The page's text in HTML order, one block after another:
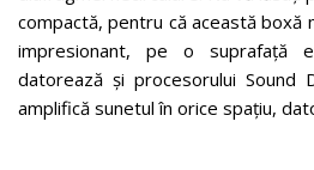
compactă, pentru că această boxă
impresionant, pe o suprafață
datorează și procesorului Sound
amplifică sunetul în orice spațiu,